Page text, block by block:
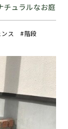
チュラルなお庭
ス 階段